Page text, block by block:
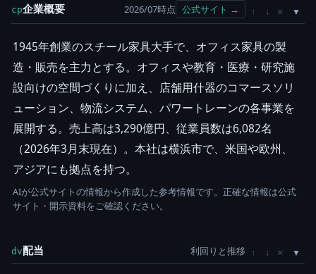
cp企業概要 2026/07時点 公式サイト → ↑ ↓ ×
1945年創業のスチール家具大手で、オフィス家具の製
造・販売を主力とする。オフィスや教育・医療・研究施
設向けの空間づくりに加え、店舗用什器のコマースソリ
ューション、物流システム、パワートレーンの各事業を
展開する。売上高は3,290億円、従業員数は6,082名
（2026年3月末現在）。本社は横浜市で、米国や欧州、
アジアにも拠点を持つ。
AIが公式サイトの情報から作成した参考情報です。正確な情報は公式
サイト・開示資料をご確認ください。
dv配当 利回りと推移 ↑ ↓ ×